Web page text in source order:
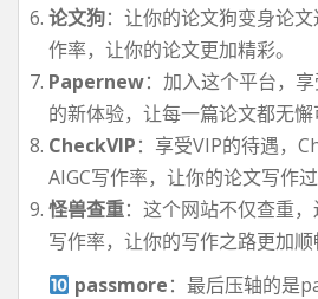
论文狗：让你的论文狗变身论
作率，让你的论文更加精彩。
Papernew：加入这个平台，
的新体验，让每一篇论文都无懈
CheckVIP：享受VIP的待遇，
AIGC写作率，让你的论文写作
怪兽查重：这个网站不仅查重
写作率，让你的写作之路更加顺
passmore：最后压轴的是